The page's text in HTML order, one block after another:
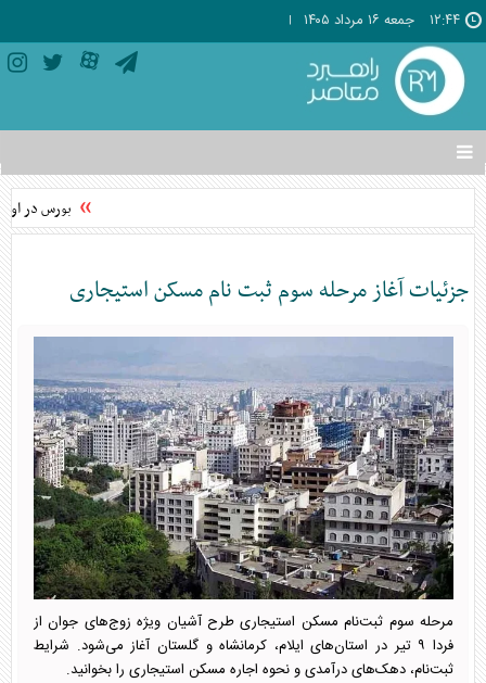
۱۲:۴۴ جمعه ۱۶ مرداد ۱۴۰۵
تغییر
وضعیت
منوی
ها
بورس در
جزئیات آغاز مرحله سوم ثبت نام مسکن استیجاری
مرحله سوم ثبت‌نام مسکن استیجاری طرح آشیان ویژه زوج‌های جوان از
فردا ۹ تیر در استان‌های ایلام، کرمانشاه و گلستان آغاز می‌شود. شرایط
ثبت‌نام، دهک‌های درآمدی و نحوه اجاره مسکن استیجاری را بخوانید.